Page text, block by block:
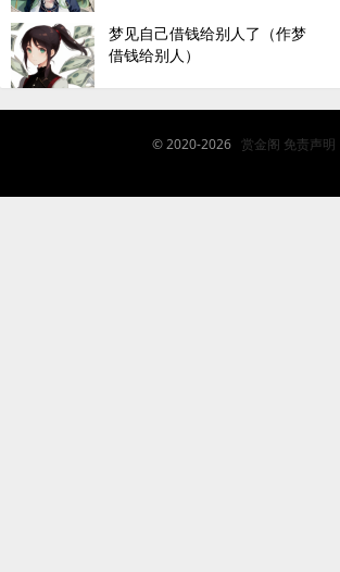
梦见自己借钱给别人了（作梦
借钱给别人）
© 2020-2026 赏金阁 免责声明